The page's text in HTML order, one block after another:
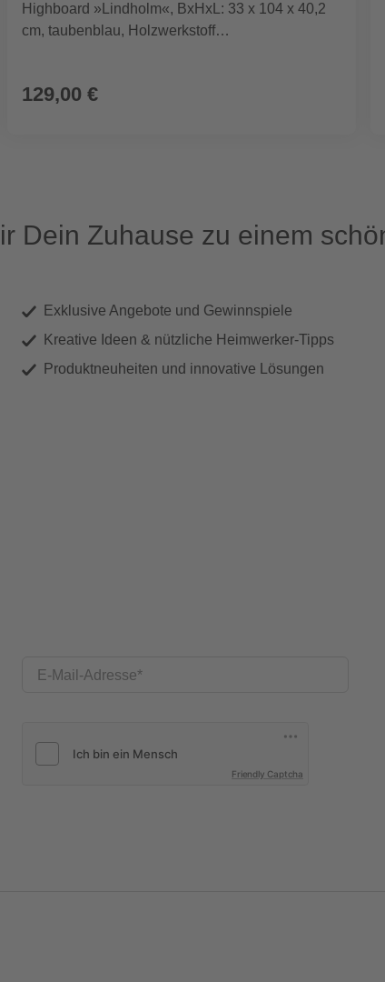
Highboard »Lindholm«, BxHxL: 33 x 104 x 40,2
cm, taubenblau, Holzwerkstoff
129,00 €
Dein Zuhause zu einem
Exklusive Angebote und Gewinnspiele
Kreative Ideen & nützliche Heimwerker-Tipps
Produktneuheiten und innovative Lösungen
E-Mail-Adresse
Friendly Captcha